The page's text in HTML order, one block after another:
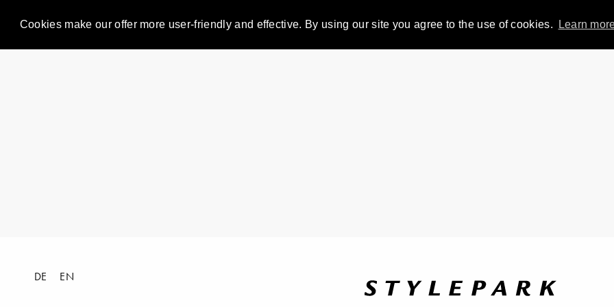
Cookies make our offer more user-friendly and effective. By using our site you agree to the use of cookies. Learn
DE EN